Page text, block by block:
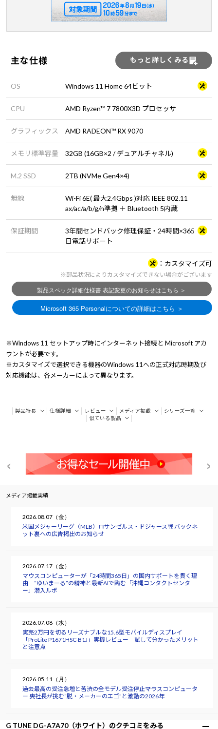
主な仕様 もっと詳しくみる
OS Windows 11 Home 64ビット
CPU AMD Ryzen™ 7 7800X3D プロセッサ
グラフィックス AMD RADEON™ RX 9070
メモリ標準容量 32GB (16GB×2 / デュアルチャネル)
M.2 SSD 2TB (NVMe Gen4×4)
無線
Wi-Fi 6E( 最大2.4Gbps )対応 IEEE 802.11
ax/ac/a/b/g/n準拠 ＋ Bluetooth 5内蔵
保証期間
3年間センドバック修理保証・24時間×365
日電話サポート
カスタマイズ可
※部品状況によりカスタマイズできない場合がございます
※Windows 11 セットアップ時にインターネット接続と Microsoft アカ
ウントが必要です。
※カスタマイズで選択できる機器のWindows 11への正式対応時期及び
対応機能は、各メーカーによって異なります。
製品特長 仕様詳細 レビュー メディア掲載
シリーズ一覧
似ている製品
メディア掲載実績
2026.08.07（金）
米国メジャーリーグ（MLB）ロサンゼルス・ドジャース戦 バックネ
ット裏への広告掲出のお知らせ
2026.07.17（金）
マウスコンピューターが「24時間365日」の国内サポートを貫く理
由 “ゆいまーる”の精神と最新AIで臨む「沖縄コンタクトセンタ
ー」潜入ルポ
2026.07.08（水）
実売2万円を切るリーズナブルな15.6型モバイルディスプレイ
「ProLite P1671HSC-B1J」実機レビュー 試して分かったメリット
と注意点
2026.05.11（月）
過去最高の受注急増と苦渋の全モデル受注停止――マウスコンピュータ
ー 軣社長が挑む“脱・メーカーのエゴ”と激動の2026年
G TUNE DG-A7A70（ホワイト）のクチコミをみる